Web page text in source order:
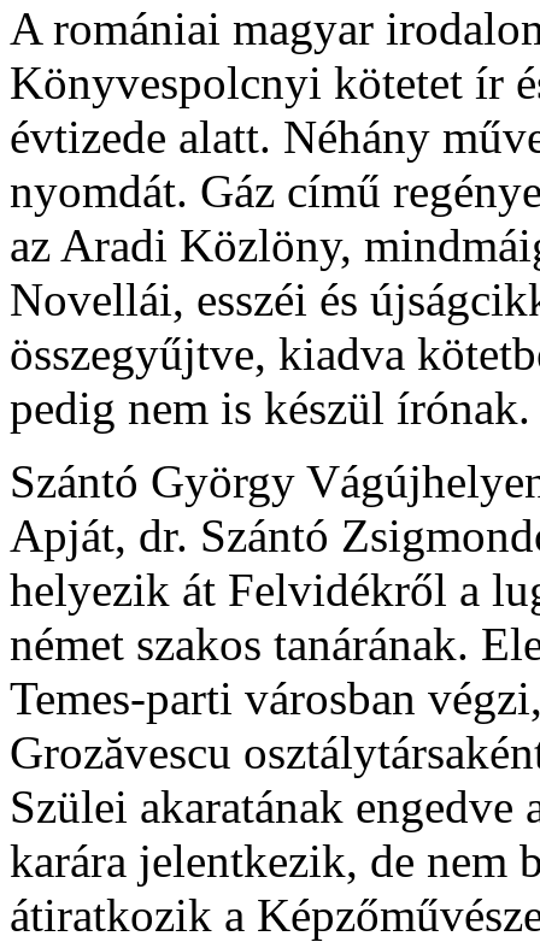
A romániai magyar
Könyvespolcnyi kötetet ír
évtizede alatt. Néhány
nyomdát. Gáz című
az Aradi Közlöny,
Novellái, esszéi és
összegyűjtve, kiadva
pedig nem is készül írónak.
Szántó György
Apját, dr. Szántó
helyezik át Felvidékről a
német szakos tanárának.
Temes-parti városban
Grozăvescu
Szülei akaratának engedve
karára jelentkezik, de nem
átiratkozik a